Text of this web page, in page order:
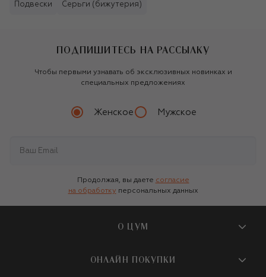
Подвески Серьги (бижутерия)
ПОДПИШИТЕСЬ НА РАССЫЛКУ
Чтобы первыми узнавать об эксклюзивных новинках и
специальных предложениях
Женское Мужское
Продолжая, вы даете согласие
на обработку персональных данных
О ЦУМ
О магазине
ОНЛАЙН ПОКУПКИ